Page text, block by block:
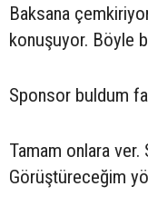
Baksana
konuşuyor. Böyle
Sponsor buldum
Tamam onlara
Görüştüreceğim